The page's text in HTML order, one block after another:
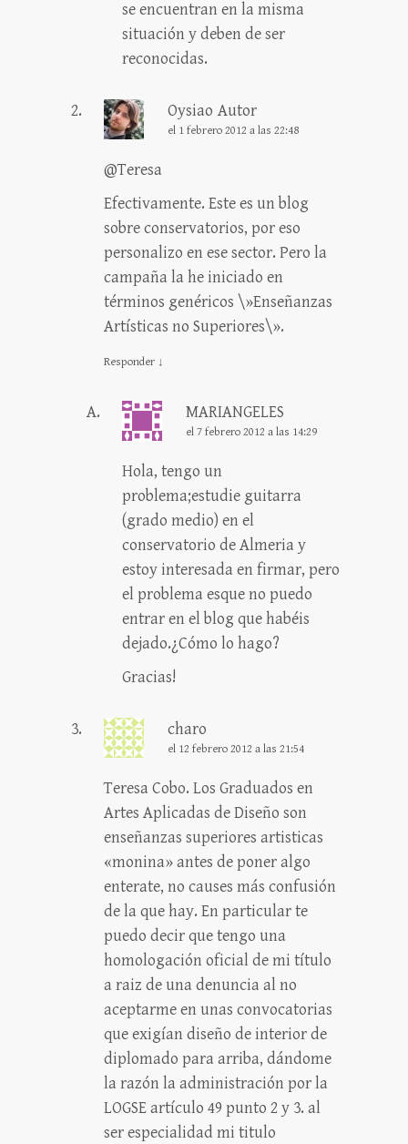
se encuentran en la misma
situación y deben de ser
reconocidas.
Oysiao Autor
el 1 febrero 2012 a las 22:48
@Teresa
Efectivamente. Este es un blog
sobre conservatorios, por eso
personalizo en ese sector. Pero la
campaña la he iniciado en
términos genéricos \»Enseñanzas
Artísticas no Superiores\».
Responder ↓
MARIANGELES
el 7 febrero 2012 a las 14:29
Hola, tengo un
problema;estudie guitarra
(grado medio) en el
conservatorio de Almeria y
estoy interesada en firmar, pero
el problema esque no puedo
entrar en el blog que habéis
dejado.¿Cómo lo hago?
Gracias!
charo
el 12 febrero 2012 a las 21:54
Teresa Cobo. Los Graduados en
Artes Aplicadas de Diseño son
enseñanzas superiores artisticas
«monina» antes de poner algo
enterate, no causes más confusión
de la que hay. En particular te
puedo decir que tengo una
homologación oficial de mi título
a raiz de una denuncia al no
aceptarme en unas convocatorias
que exigían diseño de interior de
diplomado para arriba, dándome
la razón la administración por la
LOGSE artículo 49 punto 2 y 3. al
ser especialidad mi titulo